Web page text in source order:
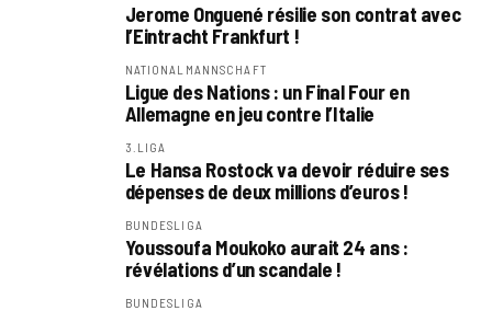
Jerome Onguené résilie son contrat avec
l’Eintracht Frankfurt !
NATIONALMANNSCHAFT
Ligue des Nations : un Final Four en
Allemagne en jeu contre l’Italie
3.LIGA
Le Hansa Rostock va devoir réduire ses
dépenses de deux millions d’euros !
BUNDESLIGA
Youssoufa Moukoko aurait 24 ans :
révélations d’un scandale !
BUNDESLIGA